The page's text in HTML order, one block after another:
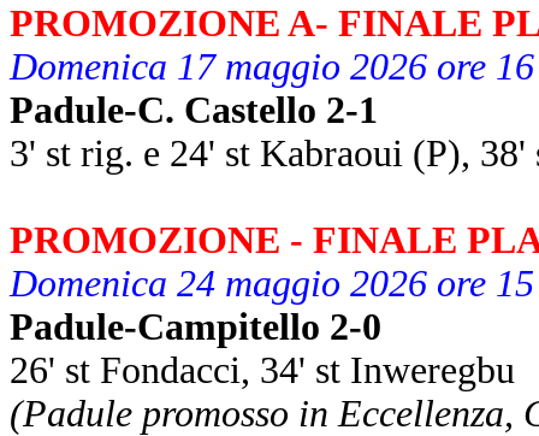
PROMOZIONE A- FINALE
Domenica 17 maggio 2026 ore 16
Padule-C. Castello 2-1
3' st rig. e 24' st Kabraoui (P),
PROMOZIONE - FINALE
Domenica 24 maggio 2026 ore
Padule-Campitello 2-0
26' st Fondacci, 34' st Inweregbu
(Padule promosso in Eccellenza,